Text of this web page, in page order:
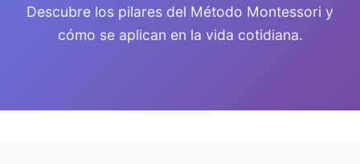
Descubre los pilares del Método Montessori y
cómo se aplican en la vida cotidiana.